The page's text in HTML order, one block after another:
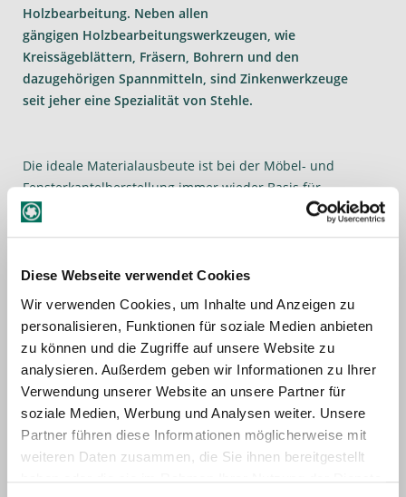
Diese Webseite verwendet Cookies
Wir verwenden Cookies, um Inhalte und Anzeigen zu
personalisieren, Funktionen für soziale Medien anbieten
zu können und die Zugriffe auf unsere Website zu
analysieren. Außerdem geben wir Informationen zu Ihrer
Verwendung unserer Website an unsere Partner für
soziale Medien, Werbung und Analysen weiter. Unsere
Partner führen diese Informationen möglicherweise mit
weiteren Daten zusammen, die Sie ihnen bereitgestellt
Holzbearbeitung. Neben allen
gängigen Holzbearbeitungswerkzeugen, wie
Kreissägeblättern, Fräsern, Bohrern und den
dazugehörigen Spannmitteln, sind Zinkenwerkzeuge
seit jeher eine Spezialität von Stehle.
Die ideale Materialausbeute ist bei der Möbel- und
Fensterkantelherstellung immer wieder Basis für
Innovationen. Dies gilt insbesondere für Längs- und
mm zur 6/7 mm-Zinkenlänge erfolgreich begleiten durfte.
Hinsichtlich der Unterschiede zwischen den beiden
Zinkenlängen hebt man bei Stehle besonders den um 40 %
geringeren Verschnitt sowie eine 2 %ige Holzersparnis
hervor. Kleinere Zinken und ein geringerer
Schnittdruck ermöglichen höhere Vorschübe und kürzere
Taktzeiten. Kurze Hölzer ab 250 mm können problemlos
gezinkt werden. Die Neigung zur Quetschung der
Randzinken sowie später notwendige Nacharbeiten bei